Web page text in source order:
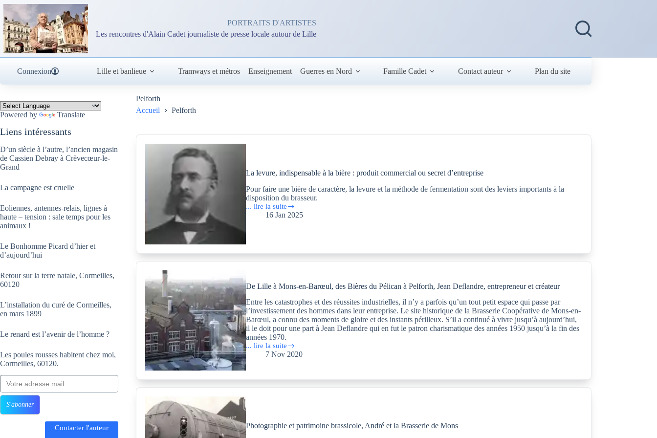
Passer
contenu
PORTRAITS D'ARTISTES
Les rencontres d'Alain Cadet journaliste de presse locale autour de Lille
Connexion Lille et banlieue Tramways et métros Enseignement Guerres en Nord Famille Cadet Contact auteur Plan du site
Pelforth
Accueil
Pelforth
La levure, indispensable à la bière : produit commercial ou secret d’entreprise
Pour faire une bière de caractère, la levure et la méthode de fermentation sont des leviers importants à la
disposition du brasseur.
... lire la suite
La
levure,
à
la
secret
d’entreprise
16 Jan 2025
De Lille à Mons-en-Barœul, des Bières du Pélican à Pelforth, Jean Deflandre, entrepreneur et créateur
Entre les catastrophes et des réussites industrielles, il n’y a parfois qu’un tout petit espace qui passe par
l’investissement des hommes dans leur entreprise. Le site historique de la Brasserie Coopérative de Mons-en-
Barœul, a connu des moments de gloire et des instants périlleux. S’il a continué à vivre jusqu’à aujourd’hui,
il le doit pour une part à Jean Deflandre qui en fut le patron charismatique des années 1950 jusqu’à la fin des
années 1970.
... lire la suite
De
Lille
à
des
Bières
Pélican
à
7 Nov 2020
Photographie et patrimoine brassicole, André et la Brasserie de Mons
Powered by Translate
Liens intéressants
D’un siècle à l’autre, l’ancien magasin
de Cassien Debray à Crèvecœur-le-
Grand
La campagne est cruelle
Eoliennes, antennes-relais, lignes à
haute – tension : sale temps pour les
animaux !
Le Bonhomme Picard d’hier et
d’aujourd’hui
Retour sur la terre natale, Cormeilles,
60120
L’installation du curé de Cormeilles,
en mars 1899
Le renard est l’avenir de l’homme ?
Les poules rousses habitent chez moi,
Cormeilles, 60120.
Votre adresse mail
S'abonner
Contacter l'auteur